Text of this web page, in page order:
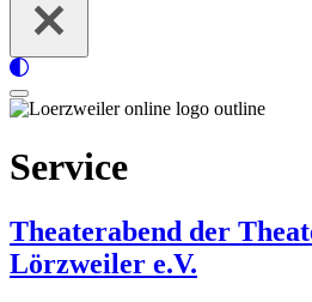
Navigationsmenü
Service
Theaterabend der
Lörzweiler e.V.